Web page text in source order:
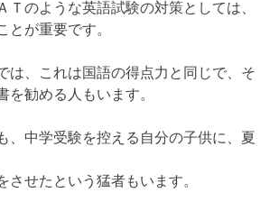
Ｔのような英語試験の対策としては、
とが重要です。
は、これは国語の得点力と同じで、そ
を勧める人もいます。
、中学受験を控える自分の子供に、夏
させたという猛者もいます。